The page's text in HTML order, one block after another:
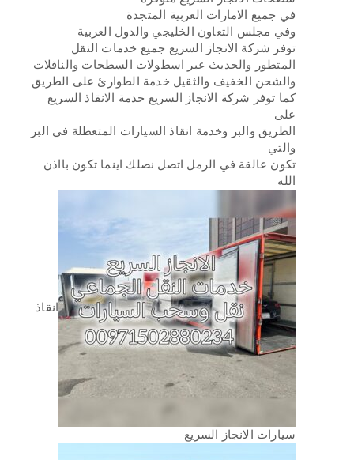
في جميع الامارات العربية المتجدة
وفي مجلس التعاون الخليجي والدول العربية
توفر شركة الانجاز السريع جميع خدمات النقل
المتطور والحديث عبر اسطولات السطحات والناقلات
والشحن الخفيف والثقيل خدمة الطوارئ على الطريق
كما توفر شركة الانجاز السريع خدمة الانقاذ السريع
على
الطريق والبر وخدمة انقاذ السيارات المتعطلة في البر
والتي
تكون عالقة في الرمل اتصل نصلك اينما تكون بااذن
الله
انقاذ
سيارات الانجاز السريع